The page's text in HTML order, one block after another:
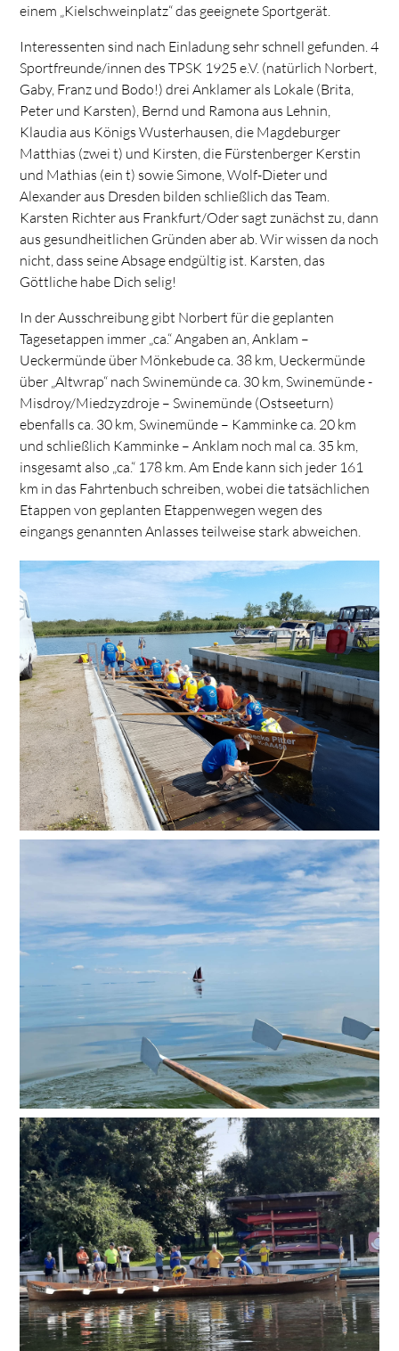
einem „Kielschweinplatz“ das geeignete Sportgerät.
Interessenten sind nach Einladung sehr schnell gefunden. 4
Sportfreunde/innen des TPSK 1925 e.V. (natürlich Norbert,
Gaby, Franz und Bodo!) drei Anklamer als Lokale (Brita,
Peter und Karsten), Bernd und Ramona aus Lehnin,
Klaudia aus Königs Wusterhausen, die Magdeburger
Matthias (zwei t) und Kirsten, die Fürstenberger Kerstin
und Mathias (ein t) sowie Simone, Wolf-Dieter und
Alexander aus Dresden bilden schließlich das Team.
Karsten Richter aus Frankfurt/Oder sagt zunächst zu, dann
aus gesundheitlichen Gründen aber ab. Wir wissen da noch
nicht, dass seine Absage endgültig ist. Karsten, das
Göttliche habe Dich selig!
In der Ausschreibung gibt Norbert für die geplanten
Tagesetappen immer „ca.“ Angaben an, Anklam –
Ueckermünde über Mönkebude ca. 38 km, Ueckermünde
über „Altwrap“ nach Swinemünde ca. 30 km, Swinemünde -
Misdroy/Miedzyzdroje – Swinemünde (Ostseeturn)
ebenfalls ca. 30 km, Swinemünde – Kamminke ca. 20 km
und schließlich Kamminke – Anklam noch mal ca. 35 km,
insgesamt also „ca.“ 178 km. Am Ende kann sich jeder 161
km in das Fahrtenbuch schreiben, wobei die tatsächlichen
Etappen von geplanten Etappenwegen wegen des
eingangs genannten Anlasses teilweise stark abweichen.